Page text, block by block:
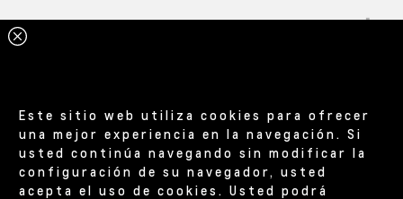
Este sitio web utiliza cookies para ofrecer
una mejor experiencia en la navegación. Si
usted continúa navegando sin modificar la
configuración de su navegador, usted
acepta el uso de cookies. Usted podrá